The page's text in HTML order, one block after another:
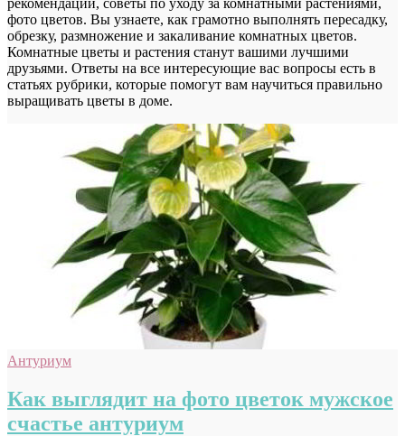
рекомендации, советы по уходу за комнатными растениями,
фото цветов. Вы узнаете, как грамотно выполнять пересадку,
обрезку, размножение и закаливание комнатных цветов.
Комнатные цветы и растения станут вашими лучшими
друзьями. Ответы на все интересующие вас вопросы есть в
статьях рубрики, которые помогут вам научиться правильно
выращивать цветы в доме.
Антуриум
Как выглядит на фото цветок мужское
счастье антуриум